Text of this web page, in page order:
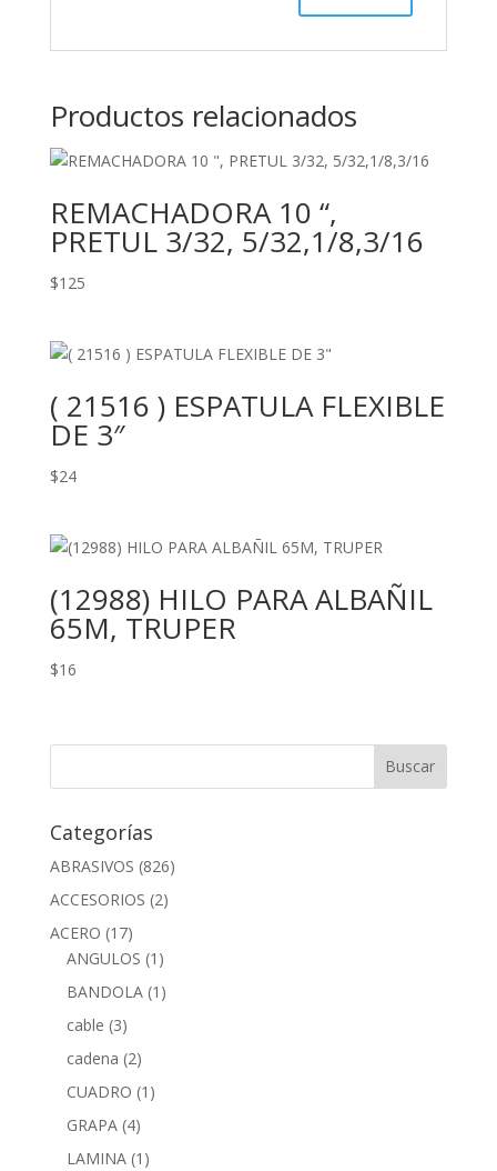
Productos relacionados
REMACHADORA 10 “,
PRETUL 3/32, 5/32,1/8,3/16
$125
( 21516 ) ESPATULA FLEXIBLE
DE 3″
$24
(12988) HILO PARA ALBAÑIL
65M, TRUPER
$16
Categorías
ABRASIVOS (826)
ACCESORIOS (2)
ACERO (17)
ANGULOS (1)
BANDOLA (1)
cable (3)
cadena (2)
CUADRO (1)
GRAPA (4)
LAMINA (1)